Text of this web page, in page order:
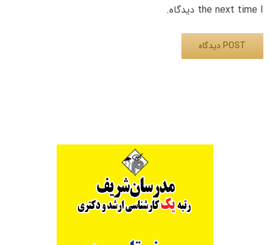
the next time I دیدگاه.